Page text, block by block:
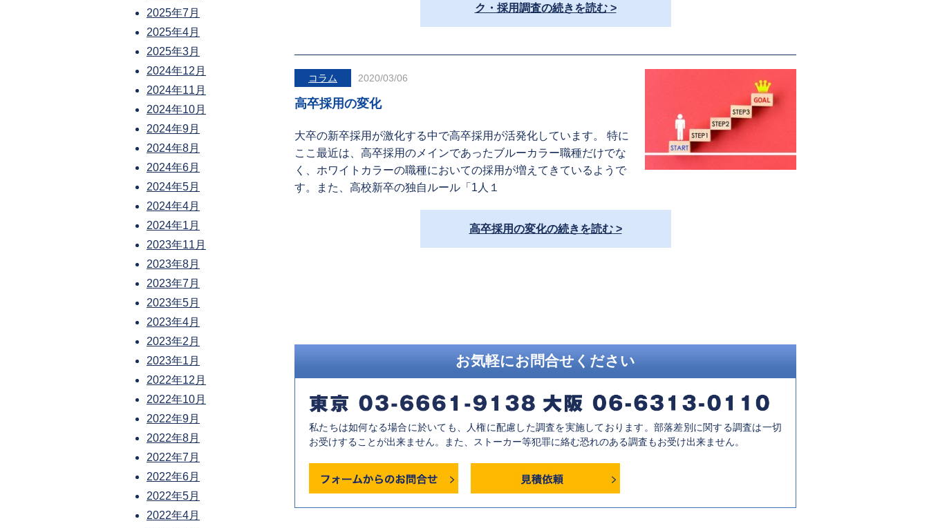
ク・採用調査の続きを読む
コラム 2020/03/06
高卒採用の変化
大卒の新卒採用が激化する中で高卒採用が活発化しています。 特に
ここ最近は、高卒採用のメインであったブルーカラー職種だけでな
く、ホワイトカラーの職種においての採用が増えてきているようで
す。また、高校新卒の独自ルール「1人１
高卒採用の変化の続きを読む
お気軽にお問合せください
私たちは如何なる場合に於いても、人権に配慮した調査を実施しております。部落差別に関する調査は一切
お受けすることが出来ません。また、ストーカー等犯罪に絡む恐れのある調査もお受け出来ません。
2025年7月
2025年4月
2025年3月
2024年12月
2024年11月
2024年10月
2024年9月
2024年8月
2024年6月
2024年5月
2024年4月
2024年1月
2023年11月
2023年8月
2023年7月
2023年5月
2023年4月
2023年2月
2023年1月
2022年12月
2022年10月
2022年9月
2022年8月
2022年7月
2022年6月
2022年5月
2022年4月